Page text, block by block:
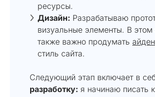
ресурсы.
Дизайн: Разрабатываю
визуальные элементы. В этом
также важно продумать
стиль сайта.
Следующий этап включает в
разработку: я начинаю писать